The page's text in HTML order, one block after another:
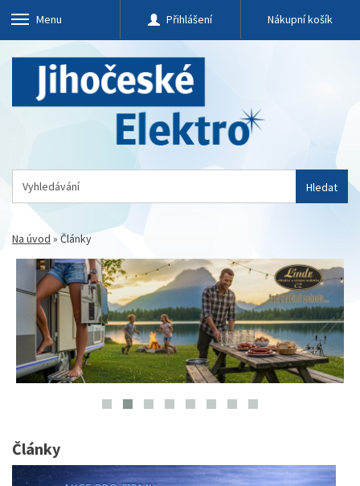
Menu Přihlášení Nákupní košík
Hledat
Na úvod »Články
Články